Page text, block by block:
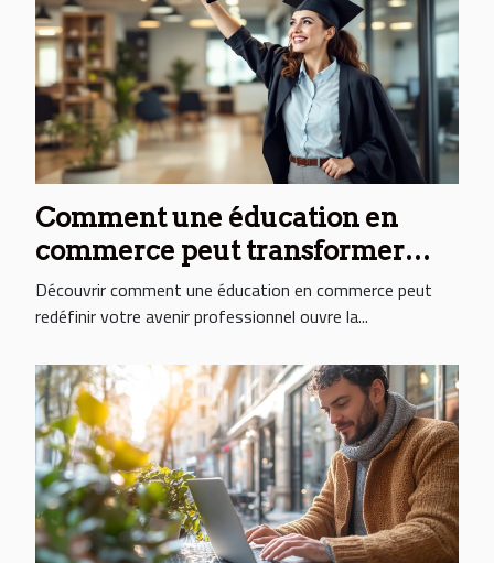
Comment une éducation en
commerce peut transformer
votre carrière ?
Découvrir comment une éducation en commerce peut
redéfinir votre avenir professionnel ouvre la...